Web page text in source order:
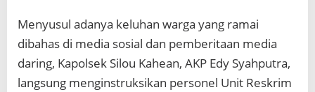
Menyusul adanya keluhan warga yang ramai
dibahas di media sosial dan pemberitaan media
daring, Kapolsek Silou Kahean, AKP Edy Syahputra,
langsung menginstruksikan personel Unit Reskrim